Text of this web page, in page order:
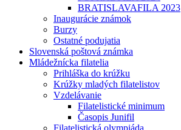
BRATISLAVAFILA 2023
Inaugurácie známok
Burzy
Ostatné podujatia
Slovenská poštová známka
Mládežnícka filatelia
Prihláška do krúžku
Krúžky mladých filatelistov
Vzdelávanie
Filatelistické minimum
Časopis Junifil
Filatelistická olympiáda